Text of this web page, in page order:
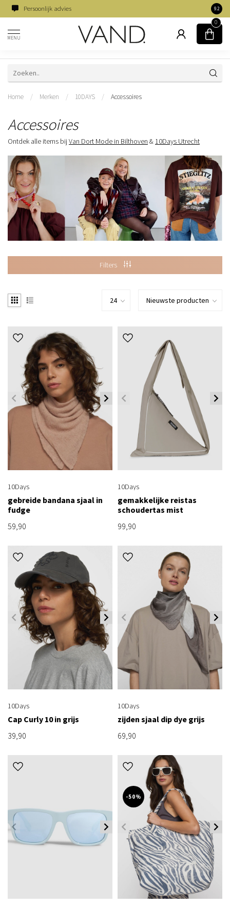
Persoonlijk advies 9.2
MENU
0
Home / Merken / 10DAYS / Accessoires
Accessoires
Ontdek alle items bij Van Dort Mode in Bilthoven & 10Days Utrecht
Filters
10Days
gebreide bandana sjaal in
fudge
59,90
10Days
gemakkelijke reistas
schoudertas mist
99,90
10Days
Cap Curly 10 in grijs
39,90
10Days
zijden sjaal dip dye grijs
69,90
-50%